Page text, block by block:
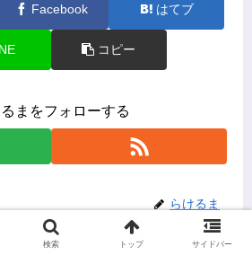
Facebook はてブ
コピー
まをフォローする
らけるま
検索 トップ サイドバー